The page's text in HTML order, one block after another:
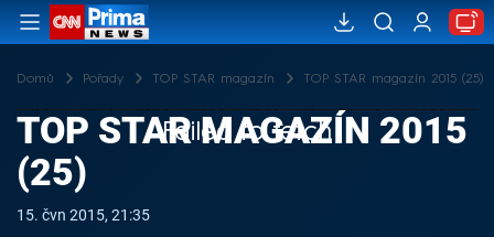
Domů Pořady TOP STAR magazín TOP STAR magazín 2015 (25)
Failed to fetch
TOP STAR MAGAZÍN 2015
(25)
15. čvn 2015, 21:35